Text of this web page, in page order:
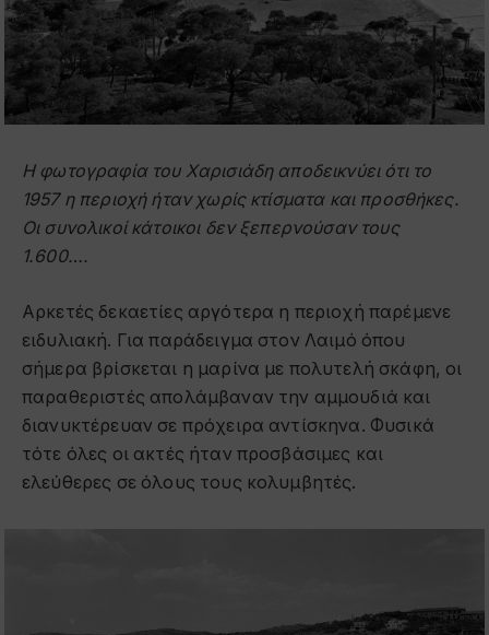
Η φωτογραφία του Χαρισιάδη αποδεικνύει ότι το
1957 η περιοχή ήταν χωρίς κτίσματα και προσθήκες.
Οι συνολικοί κάτοικοι δεν ξεπερνούσαν τους
1.600….
Αρκετές δεκαετίες αργότερα η περιοχή παρέμενε
ειδυλιακή. Για παράδειγμα στον Λαιμό όπου
σήμερα βρίσκεται η μαρίνα με πολυτελή σκάφη, οι
παραθεριστές απολάμβαναν την αμμουδιά και
διανυκτέρευαν σε πρόχειρα αντίσκηνα. Φυσικά
τότε όλες οι ακτές ήταν προσβάσιμες και
ελεύθερες σε όλους τους κολυμβητές.